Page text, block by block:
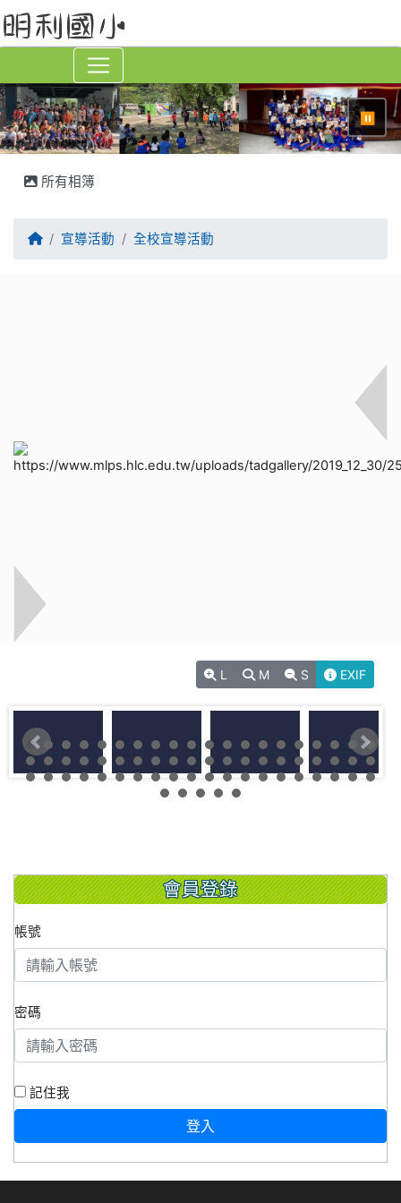
⏸
所有相簿
回首頁宣導活動 全校宣導活動
L M S EXIF
會員登錄
帳號
密碼
記住我
登入